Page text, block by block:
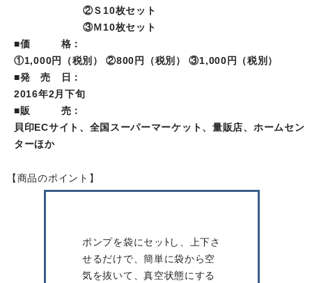
②Ｓ10枚セット
③Ｍ10枚セット
■価 格：
①1,000円（税別） ②800円（税別） ③1,000円（税別）
■発 売 日：
2016年2月下旬
■販 売：
貝印ECサイト、全国スーパーマーケット、量販店、ホームセン
ターほか
【商品のポイント】
ポンプを袋にセッﾄし、上下さ
せるだけで、簡単に袋から空
気を抜いて、真空状態にする